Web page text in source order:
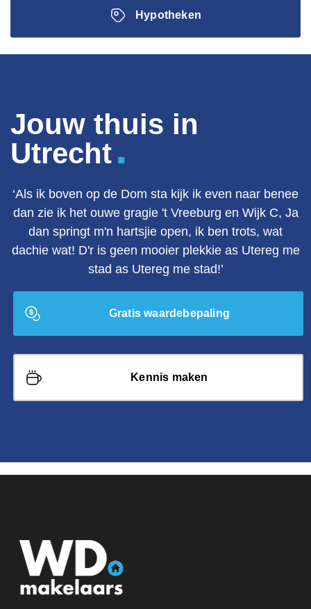
Hypotheken
Jouw thuis in
Utrecht.
‘Als ik boven op de Dom sta kijk ik even naar benee
dan zie ik het ouwe gragie 't Vreeburg en Wijk C, Ja
dan springt m'n hartsjie open, ik ben trots, wat
dachie wat! D'r is geen mooier plekkie as Utereg me
stad as Utereg me stad!’
Gratis waardebepaling
Kennis maken